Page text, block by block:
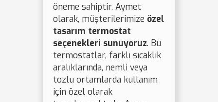
öneme sahiptir. Aymet
olarak, müşterilerimize özel
tasarım termostat
seçenekleri sunuyoruz. Bu
termostatlar, farklı sıcaklık
aralıklarında, nemli veya
tozlu ortamlarda kullanım
için özel olarak